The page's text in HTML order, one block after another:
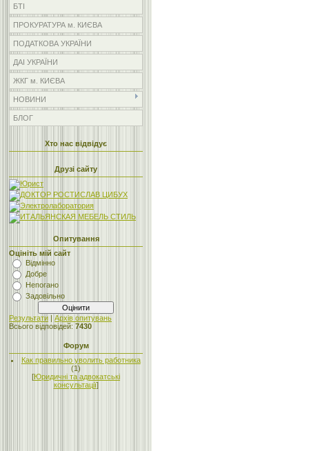
БТІ
ПРОКУРАТУРА м. КИЄВА
ПОДАТКОВА УКРАЇНИ
ДАІ УКРАЇНИ
ЖКГ м. КИЄВА
НОВИНИ
БЛОГ
Хто нас відвідує
Друзі сайту
Опитування
Оцініть мій сайт
Відмінно
Добре
Непогано
Задовільно
Результати | Архів опитувань
Всього відповідей: 7430
Форум
Как правильно уволить работника
(1)
[Юридичні та адвокатські
консультації]